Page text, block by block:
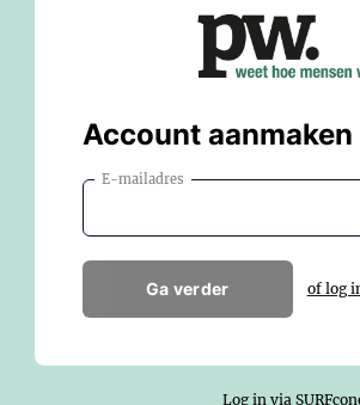
Account aanmaken
E-mailadres
Ga verder of log
Log in via